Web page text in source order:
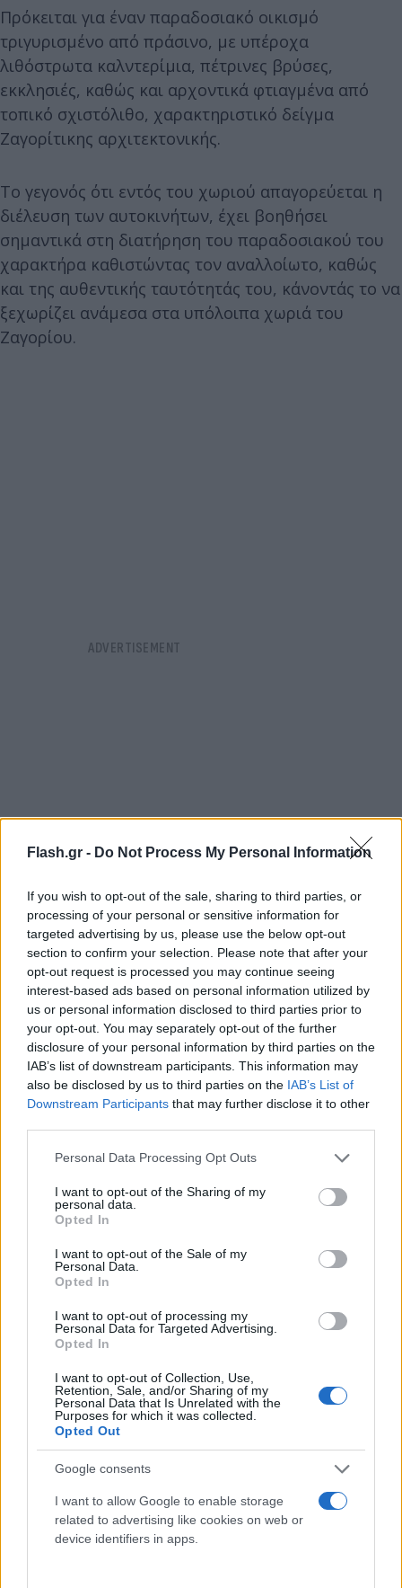
Flash.gr - Do Not Process My Personal Information
If you wish to opt-out of the sale, sharing to third parties, or
processing of your personal or sensitive information for
targeted advertising by us, please use the below opt-out
section to confirm your selection. Please note that after your
opt-out request is processed you may continue seeing
interest-based ads based on personal information utilized by
us or personal information disclosed to third parties prior to
your opt-out. You may separately opt-out of the further
disclosure of your personal information by third parties on the
IAB’s list of downstream participants. This information may
also be disclosed by us to third parties on the IAB’s List of
Downstream Participants that may further disclose it to other
Please note that this website/app uses one or more Google
not limited to your visit or usage behaviour. You may click to
grant or deny consent to Google and its third-party tags to
use your data for below specified purposes in below Google
consent section.
Personal Data Processing Opt Outs
I want to opt-out of the Sharing of my
personal data.
Opted In
I want to opt-out of the Sale of my
Personal Data.
Opted In
I want to opt-out of processing my
Personal Data for Targeted Advertising.
Opted In
I want to opt-out of Collection, Use,
Retention, Sale, and/or Sharing of my
Personal Data that Is Unrelated with the
Purposes for which it was collected.
Opted Out
Google consents
I want to allow Google to enable storage
related to advertising like cookies on web or
device identifiers in apps.
Πρόκειται για έναν παραδοσιακό οικισμό
τριγυρισμένο από πράσινο, με υπέροχα
λιθόστρωτα καλντερίμια, πέτρινες βρύσες,
εκκλησιές, καθώς και αρχοντικά φτιαγμένα από
τοπικό σχιστόλιθο, χαρακτηριστικό δείγμα
Ζαγορίτικης αρχιτεκτονικής.
Το γεγονός ότι εντός του χωριού απαγορεύεται η
διέλευση των αυτοκινήτων, έχει βοηθήσει
σημαντικά στη διατήρηση του παραδοσιακού του
χαρακτήρα καθιστώντας τον αναλλοίωτο, καθώς
και της αυθεντικής ταυτότητάς του, κάνοντάς το να
ξεχωρίζει ανάμεσα στα υπόλοιπα χωριά του
Ζαγορίου.
Δίλοφο / Φωτ.: Intime
Από την κεντρική πλατεία του χωριού, το
καλντερίμια του, τα οποία οδηγούν στις τρεις
συνοικίες, τον Πέρα Μαχαλά, τον Πάνω Μαχαλά και
τον Κάτω Μαχαλά. Περπατώντας κανείς ανάμεσά
τους θα συναντήσει υψηλούς λιθόκτιστους
μαντρότοιχους που δυστυχώς του απαγορεύουν
μια κλεφτή ματιά στις υπέροχες ανθοστόλιστες
αυλές των σπιτιών, όμως θα τον κάνουν να
αισθανθεί πως περπατά σε μια διαφορετική εποχή,
τότε που και τα 100 αρχοντικά του χωριού
κατοικούνταν από πλήθος κόσμου και δεκάδες